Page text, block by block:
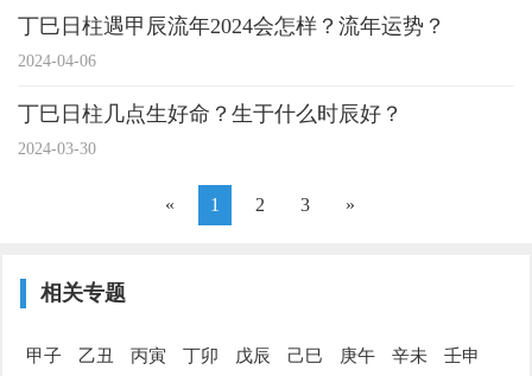
丁巳日柱遇甲辰流年2024会怎样？流年运势？
2024-04-06
丁巳日柱几点生好命？生于什么时辰好？
2024-03-30
« 1 2 3 »
相关专题
甲子 乙丑 丙寅 丁卯 戊辰 己巳 庚午 辛未 壬申